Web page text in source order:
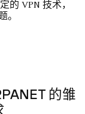
的 VPN 技术，
。
的雏